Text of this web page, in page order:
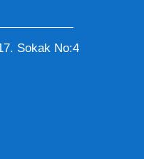
Sokak No:4